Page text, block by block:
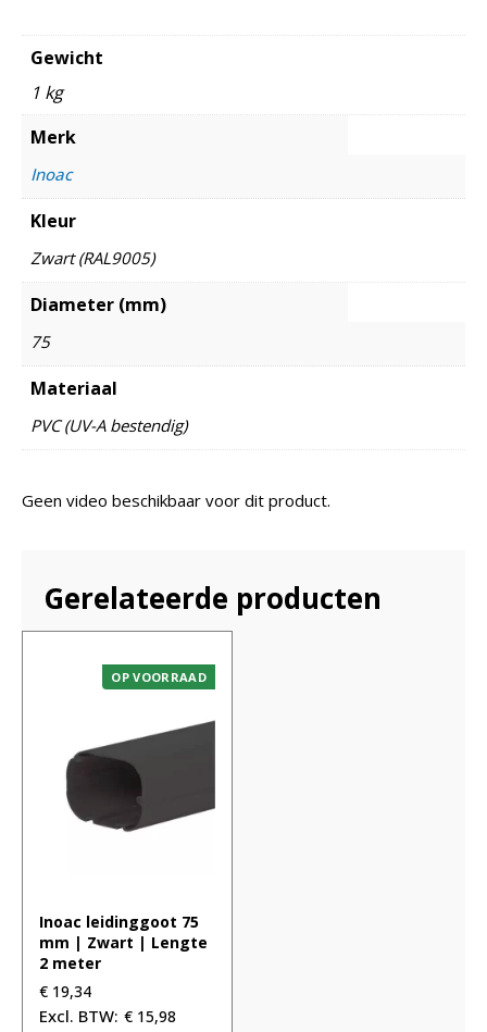
Gewicht
1 kg
Merk
Inoac
Kleur
Zwart (RAL9005)
Diameter (mm)
75
Materiaal
PVC (UV-A bestendig)
Geen video beschikbaar voor dit product.
Gerelateerde producten
OP VOORRAAD
Inoac leidinggoot 75
mm | Zwart | Lengte
2 meter
€ 19,34
€ 15,98